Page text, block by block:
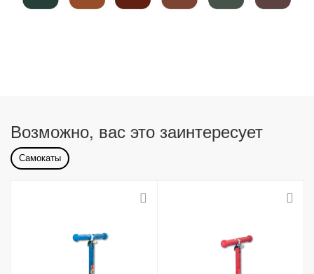
Возможно, вас это заинтересует
Самокаты